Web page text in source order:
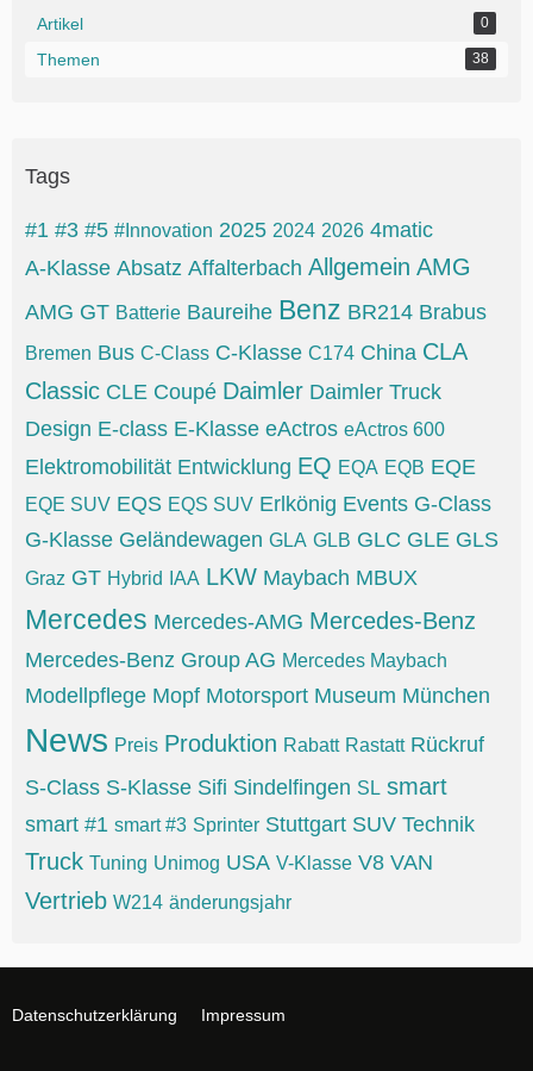
Artikel 0
Themen 38
Tags
#1 #3 #5 #Innovation 2025 2024 2026 4matic
A-Klasse Absatz Affalterbach Allgemein AMG
AMG GT Batterie Baureihe Benz BR214 Brabus
Bremen Bus C-Class C-Klasse C174 China CLA
Classic CLE Coupé Daimler Daimler Truck
Design E-class E-Klasse eActros eActros 600
Elektromobilität Entwicklung EQ EQA EQB EQE
EQE SUV EQS EQS SUV Erlkönig Events G-Class
G-Klasse Geländewagen GLA GLB GLC GLE GLS
Graz GT Hybrid IAA LKW Maybach MBUX
Mercedes Mercedes-AMG Mercedes-Benz
Mercedes-Benz Group AG Mercedes Maybach
Modellpflege Mopf Motorsport Museum München
News Preis Produktion Rabatt Rastatt Rückruf
S-Class S-Klasse Sifi Sindelfingen SL smart
smart #1 smart #3 Sprinter Stuttgart SUV Technik
Truck Tuning Unimog USA V-Klasse V8 VAN
Vertrieb W214 änderungsjahr
Datenschutzerklärung Impressum